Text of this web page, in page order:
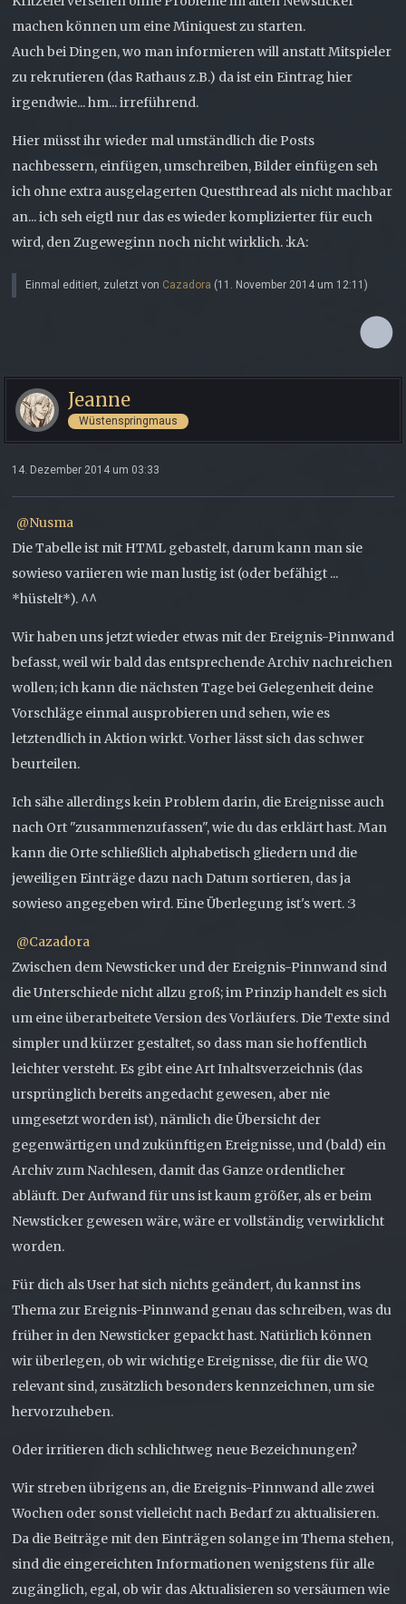
machen können um eine Miniquest zu starten.
Auch bei Dingen, wo man informieren will anstatt Mitspieler
zu rekrutieren (das Rathaus z.B.) da ist ein Eintrag hier
irgendwie... hm... irreführend.
Hier müsst ihr wieder mal umständlich die Posts
nachbessern, einfügen, umschreiben, Bilder einfügen seh
ich ohne extra ausgelagerten Questthread als nicht machbar
an... ich seh eigtl nur das es wieder komplizierter für euch
wird, den Zugeweginn noch nicht wirklich. :kA:
Einmal editiert, zuletzt von Cazadora (11. November 2014 um 12:11 )
Jeanne
Wüstenspringmaus
14. Dezember 2014 um 03:33
Nusma
Die Tabelle ist mit HTML gebastelt, darum kann man sie
sowieso variieren wie man lustig ist (oder befähigt ...
*hüstelt*). ^^
Wir haben uns jetzt wieder etwas mit der Ereignis-Pinnwand
befasst, weil wir bald das entsprechende Archiv nachreichen
wollen; ich kann die nächsten Tage bei Gelegenheit deine
Vorschläge einmal ausprobieren und sehen, wie es
letztendlich in Aktion wirkt. Vorher lässt sich das schwer
beurteilen.
Ich sähe allerdings kein Problem darin, die Ereignisse auch
nach Ort "zusammenzufassen", wie du das erklärt hast. Man
kann die Orte schließlich alphabetisch gliedern und die
jeweiligen Einträge dazu nach Datum sortieren, das ja
sowieso angegeben wird. Eine Überlegung ist's wert. :3
Cazadora
Zwischen dem Newsticker und der Ereignis-Pinnwand sind
die Unterschiede nicht allzu groß; im Prinzip handelt es sich
um eine überarbeitete Version des Vorläufers. Die Texte sind
simpler und kürzer gestaltet, so dass man sie hoffentlich
leichter versteht. Es gibt eine Art Inhaltsverzeichnis (das
ursprünglich bereits angedacht gewesen, aber nie
umgesetzt worden ist), nämlich die Übersicht der
gegenwärtigen und zukünftigen Ereignisse, und (bald) ein
Archiv zum Nachlesen, damit das Ganze ordentlicher
abläuft. Der Aufwand für uns ist kaum größer, als er beim
Newsticker gewesen wäre, wäre er vollständig verwirklicht
worden.
Für dich als User hat sich nichts geändert, du kannst ins
Thema zur Ereignis-Pinnwand genau das schreiben, was du
früher in den Newsticker gepackt hast. Natürlich können
wir überlegen, ob wir wichtige Ereignisse, die für die WQ
relevant sind, zusätzlich besonders kennzeichnen, um sie
hervorzuheben.
Oder irritieren dich schlichtweg neue Bezeichnungen?
Wir streben übrigens an, die Ereignis-Pinnwand alle zwei
Wochen oder sonst vielleicht nach Bedarf zu aktualisieren.
Da die Beiträge mit den Einträgen solange im Thema stehen,
sind die eingereichten Informationen wenigstens für alle
zugänglich, egal, ob wir das Aktualisieren so versäumen wie